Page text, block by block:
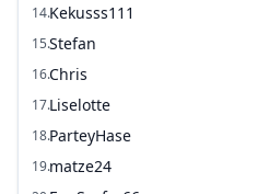
14.Kekusss111
15.Stefan
16.Chris
17.Liselotte
18.ParteyHase
19.matze24